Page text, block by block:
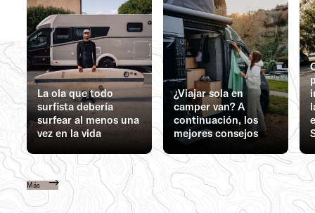
La ola que todo
surfista debería
surfear al menos una
vez en la vida
¿Viajar sola en
camper van? A
continuación, los
mejores consejos
Más